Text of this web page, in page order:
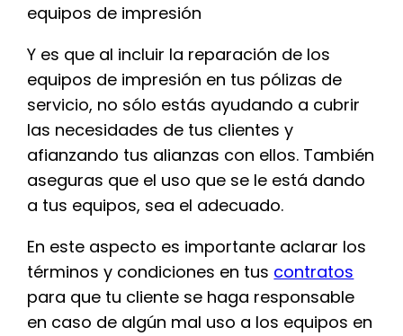
equipos de impresión
Y es que al incluir la reparación de los
equipos de impresión en tus pólizas de
servicio, no sólo estás ayudando a cubrir
las necesidades de tus clientes y
afianzando tus alianzas con ellos. También
aseguras que el uso que se le está dando
a tus equipos, sea el adecuado.
En este aspecto es importante aclarar los
términos y condiciones en tus contratos
para que tu cliente se haga responsable
en caso de algún mal uso a los equipos en